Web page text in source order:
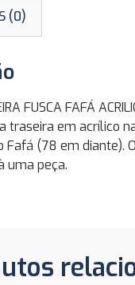
(0)
FUSCA FAFÁ
traseira em acrílico
Fafá (78 em diante).
uma peça.